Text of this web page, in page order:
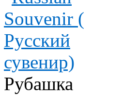
Рубашка